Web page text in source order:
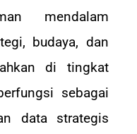
mendalam
budaya, dan
di tingkat
sebagai
data strategis